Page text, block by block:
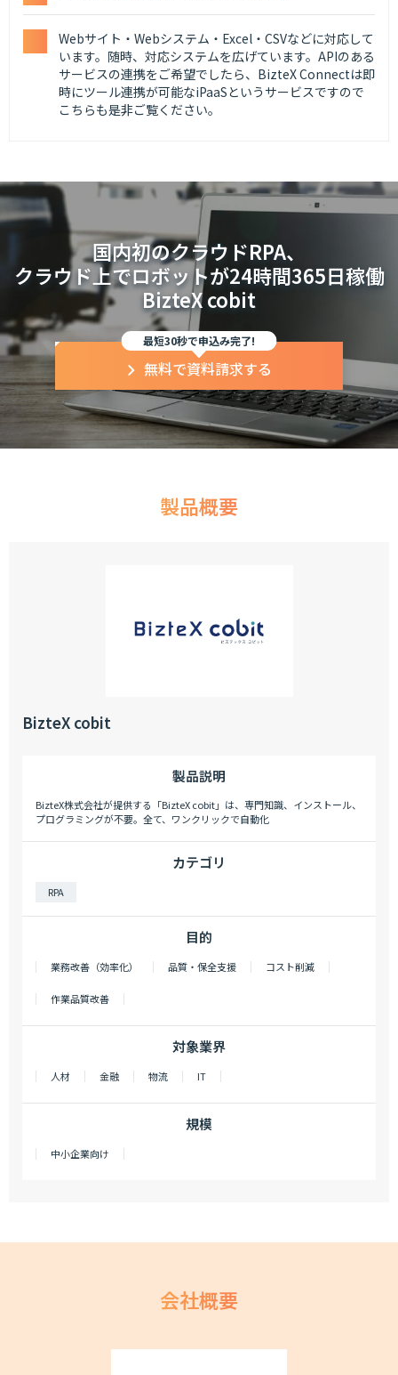
Webサイト・Webシステム・Excel・CSVなどに対応して
います。随時、対応システムを広げています。APIのある
サービスの連携をご希望でしたら、BizteX Connectは即
時にツール連携が可能なiPaaSというサービスですので
こちらも是非ご覧ください。
国内初のクラウドRPA、
クラウド上でロボットが24時間365日稼働
BizteX cobit
最短30秒で申込み完了!
無料で資料請求する
製品概要
BizteX cobit
製品説明
BizteX株式会社が提供する「BizteX cobit」は、専門知識、インストール、
プログラミングが不要。全て、ワンクリックで自動化
カテゴリ
RPA
目的
業務改善（効率化） 品質・保全支援 コスト削減
作業品質改善
対象業界
人材 金融 物流 IT
規模
中小企業向け
会社概要